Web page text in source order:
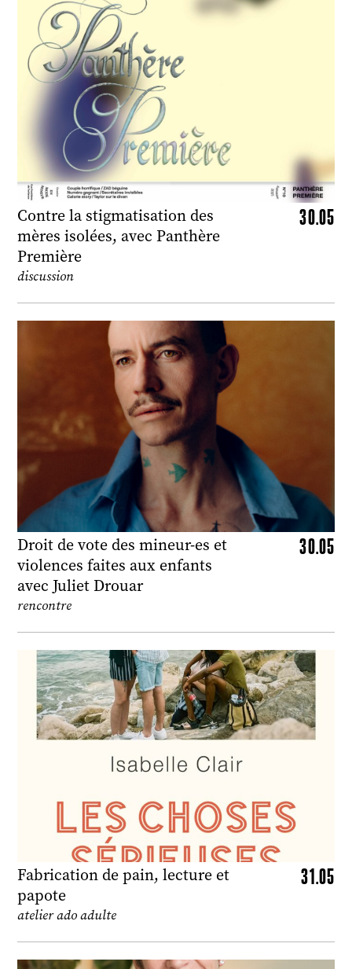
Contre la stigmatisation des
mères isolées, avec Panthère
Première
30.05
discussion
Droit de vote des mineur-es et
violences faites aux enfants
avec Juliet Drouar
30.05
rencontre
Fabrication de pain, lecture et
papote
31.05
atelier ado adulte